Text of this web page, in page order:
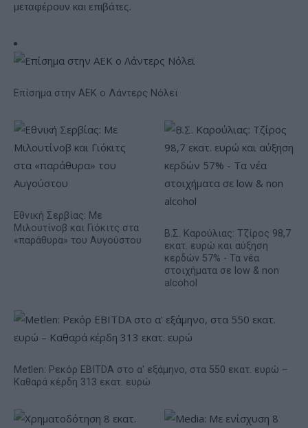
μεταφέρουν και επιβάτες.
Επίσημα στην ΑΕΚ ο Λάντερς Νόλεϊ
Εθνική Σερβίας: Με
Μιλουτίνοβ και Γιόκιτς στα
«παράθυρα» του Αυγούστου
Β.Σ. Καρούλιας: Τζίρος 98,7
εκατ. ευρώ και αύξηση
κερδών 57% - Τα νέα
στοιχήματα σε low & non
alcohol
Metlen: Ρεκόρ EBITDA στο α' εξάμηνο, στα 550 εκατ. ευρώ –
Καθαρά κέρδη 313 εκατ. ευρώ